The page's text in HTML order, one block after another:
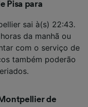
Pisa para
sai à(s) 22:43.
da manhã ou
com o serviço de
também poderão
de